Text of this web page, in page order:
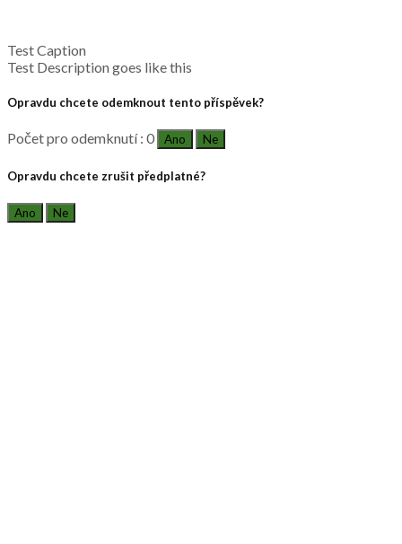
Test Caption
Test Description goes like this
Opravdu chcete odemknout tento příspěvek?
Počet pro odemknutí : 0 Ano Ne
Opravdu chcete zrušit předplatné?
Ano Ne